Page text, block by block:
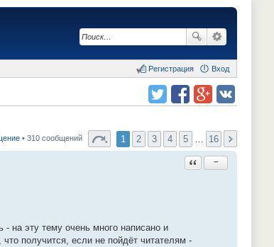
Вход
Регистрация
• 310 сообщений 1 2 3 4 5 16
Ответить с цитатой
−
на эту тему очень много написано и
получится, если не пойдёт читателям -